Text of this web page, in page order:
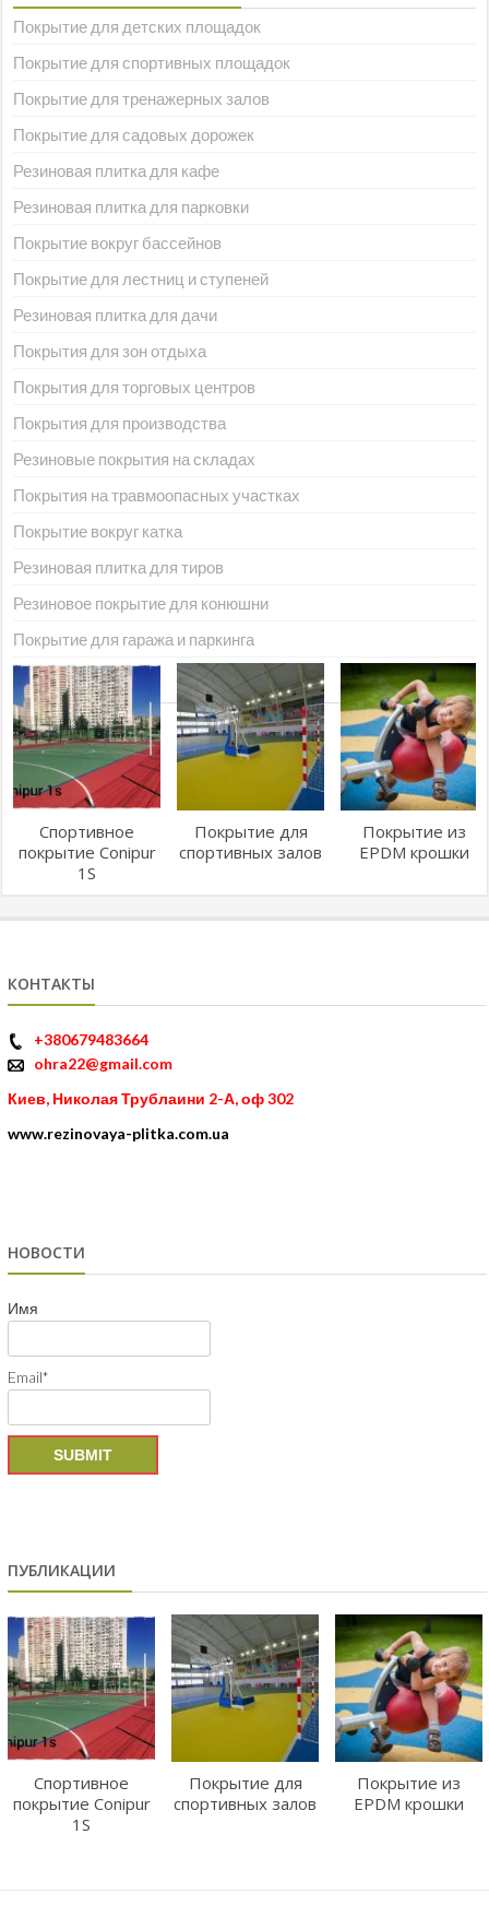
Покрытие для детских площадок
Покрытие для спортивных площадок
Покрытие для тренажерных залов
Покрытие для садовых дорожек
Резиновая плитка для кафе
Резиновая плитка для парковки
Покрытие вокруг бассейнов
Покрытие для лестниц и ступеней
Резиновая плитка для дачи
Покрытия для зон отдыха
Покрытия для торговых центров
Покрытия для производства
Резиновые покрытия на складах
Покрытия на травмоопасных участках
Покрытие вокруг катка
Резиновая плитка для тиров
Резиновое покрытие для конюшни
Покрытие для гаража и паркинга
Спортивное
покрытие Conipur
1S
Покрытие для
спортивных залов
Покрытие из
EPDM крошки
КОНТАКТЫ
+380679483664
ohra22@gmail.com
Киев, Николая Трублаини 2-А, оф 302
www.rezinovaya-plitka.com.ua
НОВОСТИ
Имя
Email*
ПУБЛИКАЦИИ
Спортивное
покрытие Conipur
1S
Покрытие для
спортивных залов
Покрытие из
EPDM крошки